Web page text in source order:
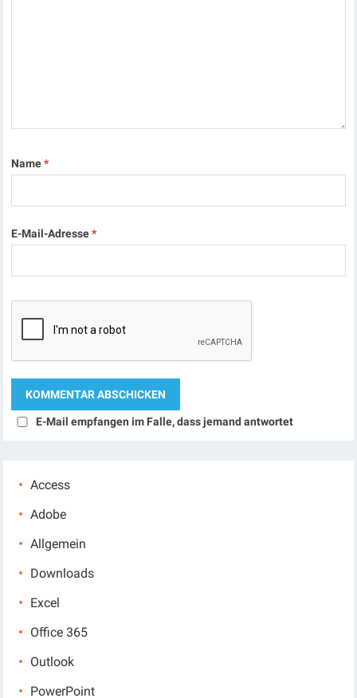
Name*
E-Mail-Adresse*
E-Mail empfangen im Falle, dass jemand antwortet
Access
Adobe
Allgemein
Downloads
Excel
Office 365
Outlook
PowerPoint